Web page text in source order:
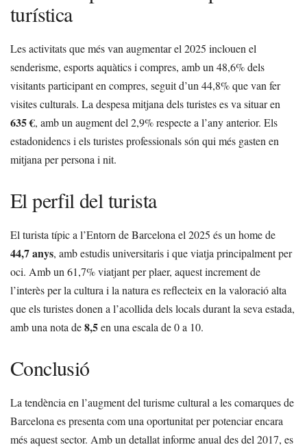
turística
Les activitats que més van augmentar el 2025 inclouen el
senderisme, esports aquàtics i compres, amb un 48,6% dels
visitants participant en compres, seguit d’un 44,8% que van fer
visites culturals. La despesa mitjana dels turistes es va situar en
635 €, amb un augment del 2,9% respecte a l’any anterior. Els
estadonidencs i els turistes professionals són qui més gasten en
mitjana per persona i nit.
El perfil del turista
El turista típic a l’Entorn de Barcelona el 2025 és un home de
44,7 anys, amb estudis universitaris i que viatja principalment per
oci. Amb un 61,7% viatjant per plaer, aquest increment de
l’interès per la cultura i la natura es reflecteix en la valoració alta
que els turistes donen a l’acollida dels locals durant la seva estada,
amb una nota de8,5en una escala de 0 a 10.
Conclusió
La tendència en l’augment del turisme cultural a les comarques de
Barcelona es presenta com una oportunitat per potenciar encara
més aquest sector. Amb un detallat informe anual des del 2017, es